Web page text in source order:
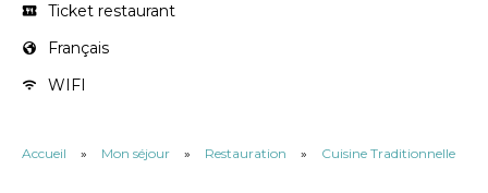
Ticket restaurant
Français
WIFI
Accueil » Mon séjour » Restauration » Cuisine Traditionnelle